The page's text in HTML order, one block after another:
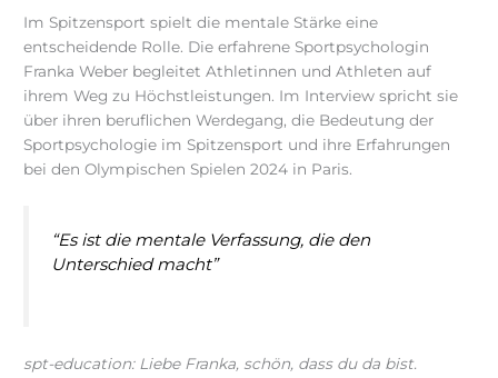
Im Spitzensport spielt die mentale Stärke eine
entscheidende Rolle. Die erfahrene Sportpsychologin
Franka Weber begleitet Athletinnen und Athleten auf
ihrem Weg zu Höchstleistungen. Im Interview spricht sie
über ihren beruflichen Werdegang, die Bedeutung der
Sportpsychologie im Spitzensport und ihre Erfahrungen
bei den Olympischen Spielen 2024 in Paris.
“Es ist die mentale Verfassung, die den
Unterschied macht”
spt-education: Liebe Franka, schön, dass du da bist.